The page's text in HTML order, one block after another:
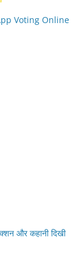
Voting Online
और कहानी दिखी